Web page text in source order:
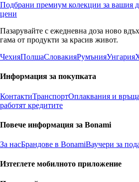
Подбрани премиум колекции за вашия
цени
Пазарувайте с ежедневна доза ново
гама от продукти за красив живот.
ЧехияПолшаСловакияРумънияУнгария
Информация за покупката
КонтактиТранспортОплаквания и
работят кредитите
Повече информация за Bonami
За насБрандове в BonamiВаучери за
Изтеглете мобилното приложение